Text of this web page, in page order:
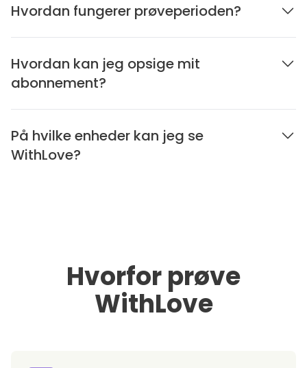
Hvordan fungerer prøveperioden?
Hvordan kan jeg opsige mit
abonnement?
På hvilke enheder kan jeg se
WithLove?
Hvorfor prøve
WithLove